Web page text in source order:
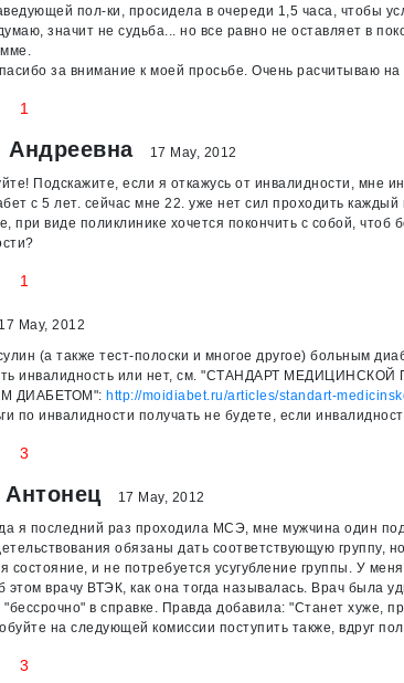
пол-ки, просидела в очереди 1,5 часа, чтобы
значит не судьба... но все равно не оставляет в
за внимание к моей просьбе. Очень расчитываю
1
Андреевна
17 May, 2012
Подскажите, если я откажусь от инвалидности, мне
с 5 лет. сейчас мне 22. уже нет сил проходить
при виде поликлинике хочется покончить с собой, чтоб
1
17 May, 2012
(а также тест-полоски и многое другое) больным
инвалидность или нет, см. "СТАНДАРТ
ДИАБЕТОМ": http://moidiabet.ru/articles/standart-
по инвалидности получать не будете, если
3
17 May, 2012
я последний раз проходила МСЭ, мне мужчина один
обязаны дать соответствующую группу,
состояние, и не потребуется усугубление группы. У
этом врачу ВТЭК, как она тогда называлась. Врач была
"бессрочно" в справке. Правда добавила: "Станет хуже,
на следующей комиссии поступить также, вдруг
3